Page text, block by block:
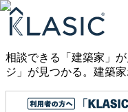
相談できる「建築家」
ジ」が見つかる。 建築